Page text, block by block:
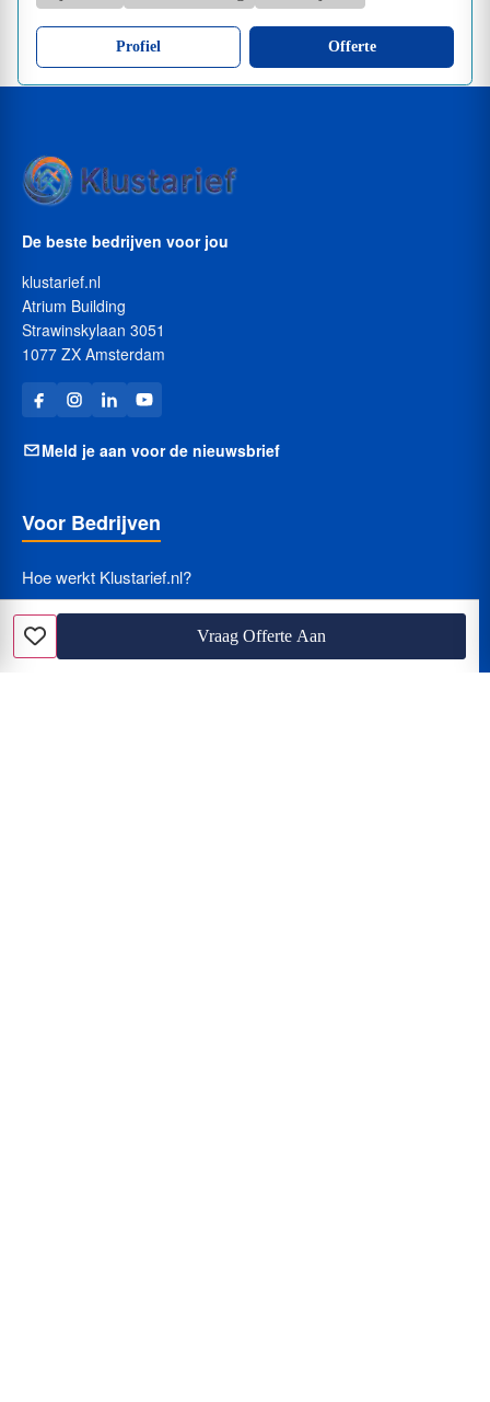
Profiel Offerte
Favoriet
Vraag Offerte Aan
De beste bedrijven voor jou
klustarief.nl
Atrium Building
Strawinskylaan 3051
1077 ZX Amsterdam
Meld je aan voor de nieuwsbrief
Voor Bedrijven
Hoe werkt Klustarief.nl?
Nieuws
Bedrijfsprofiel beheren of verwijderen